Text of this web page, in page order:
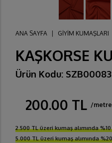
ANA SAYFA GİYİM KUMAŞLARI
KAŞKORSE
Ürün Kodu: SZB00083
200.00 TL /metre
2.500 TL üzeri kumaş alımında
5.000 TL üzeri kumaş alımında